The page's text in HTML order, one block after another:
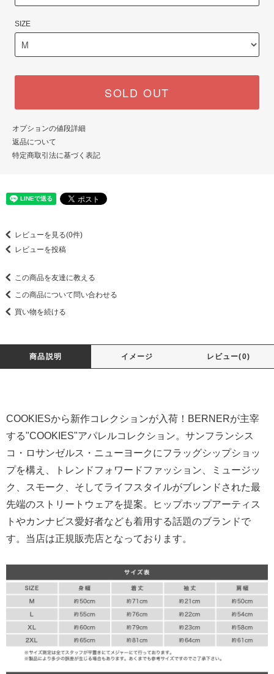
SIZE
SOLD OUT
オプションの値段詳細
返品について
特定商取引法に基づく表記
レビューを見る(0件)
レビューを投稿
この商品を友達に教える
この商品について問い合わせる
買い物を続ける
商品説明 イメージ レビュー(0)
COOKIESから新作コレクションが入荷！BERNERが主宰
する"COOKIES"アパレルコレクション。サンフランシス
コ・ロサンゼルス・ニューヨークにフラッグシップショッ
プを構え、トレンドフォワードファッション、ミュージッ
ク、スモーク、そしてライフスタイルがブレンドされた最
先端のストリートウェアを提案。ヒップホップアーティス
トやカンナビス愛好者なども着用する話題のブランドで
す。当店は正規販売店となっております。